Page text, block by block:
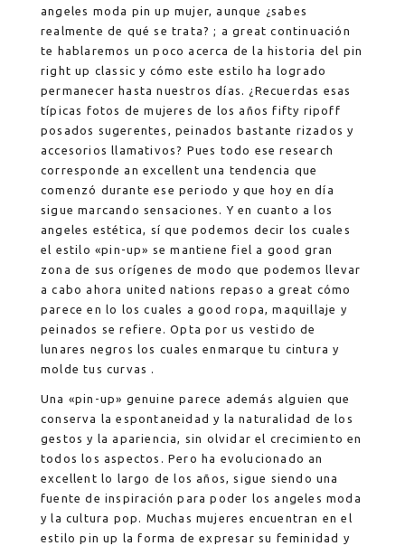
angeles moda pin up mujer, aunque ¿sabes
realmente de qué se trata? ; a great continuación
te hablaremos un poco acerca de la historia del pin
right up classic y cómo este estilo ha logrado
permanecer hasta nuestros días. ¿Recuerdas esas
típicas fotos de mujeres de los años fifty ripoff
posados sugerentes, peinados bastante rizados y
accesorios llamativos? Pues todo ese research
corresponde an excellent una tendencia que
comenzó durante ese periodo y que hoy en día
sigue marcando sensaciones. Y en cuanto a los
angeles estética, sí que podemos decir los cuales
el estilo «pin-up» se mantiene fiel a good gran
zona de sus orígenes de modo que podemos llevar
a cabo ahora united nations repaso a great cómo
parece en lo los cuales a good ropa, maquillaje y
peinados se refiere. Opta por us vestido de
lunares negros los cuales enmarque tu cintura y
molde tus curvas .
Una «pin-up» genuine parece además alguien que
conserva la espontaneidad y la naturalidad de los
gestos y la apariencia, sin olvidar el crecimiento en
todos los aspectos. Pero ha evolucionado an
excellent lo largo de los años, sigue siendo una
fuente de inspiración para poder los angeles moda
y la cultura pop. Muchas mujeres encuentran en el
estilo pin up la forma de expresar su feminidad y